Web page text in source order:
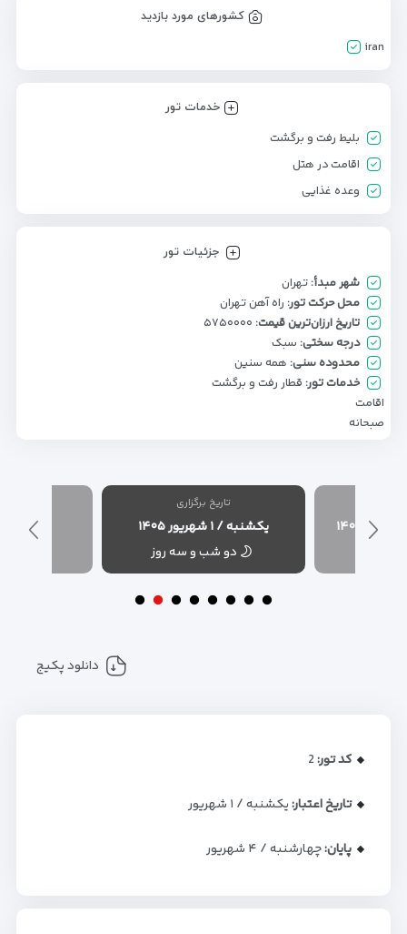
کشورهای مورد بازدید
iran
خدمات تور
بلیط رفت و برگشت
اقامت در هتل
وعده غذایی
جزئیات تور
شهر مبدأ: تهران
محل حرکت تور: راه آهن تهران
تاریخ ارزان‌ترین قیمت: ۵۷۵۰۰۰۰
درجه سختی: سبک
محدوده سنی: همه سنین
خدمات تور: قطار رفت و برگشت
اقامت
صبحانه
تاریخ برگزاری
یکشنبه / ۱ شهریور ۱۴۰۵
دو شب و سه روز
چهارشنبه / ۱
دانلود پکیج
کد تور:2
تاریخ اعتبار:یکشنبه / ۱ شهریور
پایان:چهارشنبه / ۴ شهریور